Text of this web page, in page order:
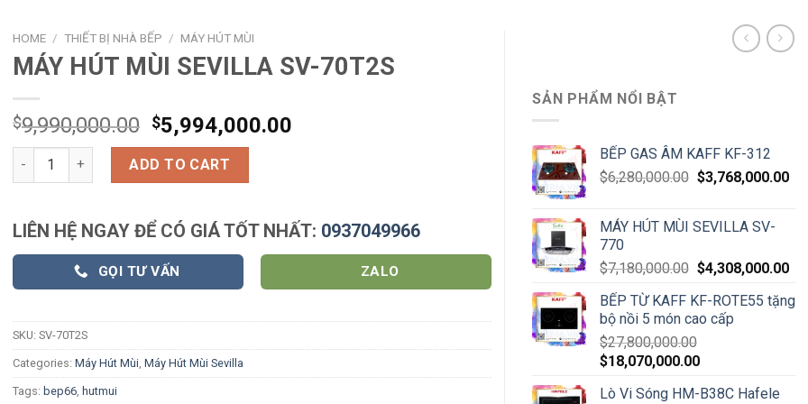
HOME / THIẾT BỊ NHÀ BẾP / MÁY HÚT MÙI
MÁY HÚT MÙI SEVILLA SV-70T2S
$9,990,000.00 $5,994,000.00
MÁY HÚT MÙI SEVILLA SV-70T2S quantity
ADD TO CART
LIÊN HỆ NGAY ĐỂ CÓ GIÁ TỐT NHẤT: 0937049966
GỌI TƯ VẤN ZALO
SKU: SV-70T2S
Categories: Máy Hút Mùi Máy Hút Mùi Sevilla
Tags: bep66 hutmui
SẢN PHẨM NỔI BẬT
BẾP GAS ÂM KAFF KF-312
$6,280,000.00 $3,768,000.00
MÁY HÚT MÙI SEVILLA SV-
770
$7,180,000.00 $4,308,000.00
BẾP TỪ KAFF KF-ROTE55 tặng
bộ nồi 5 món cao cấp
$27,800,000.00
$18,070,000.00
Lò Vi Sóng HM-B38C Hafele